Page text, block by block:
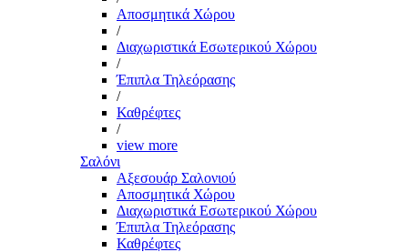
Αποσμητικά Χώρου
/
Διαχωριστικά Εσωτερικού Χώρου
/
Έπιπλα Τηλεόρασης
/
Καθρέφτες
/
view more
Σαλόνι
Αξεσουάρ Σαλονιού
Αποσμητικά Χώρου
Διαχωριστικά Εσωτερικού Χώρου
Έπιπλα Τηλεόρασης
Καθρέφτες